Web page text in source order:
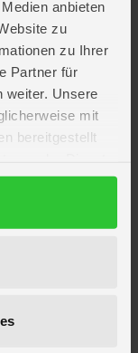
anbieten
zu
zu Ihrer
Partner für
weiter. Unsere
mit
bereitgestellt
sichern
Anmelden